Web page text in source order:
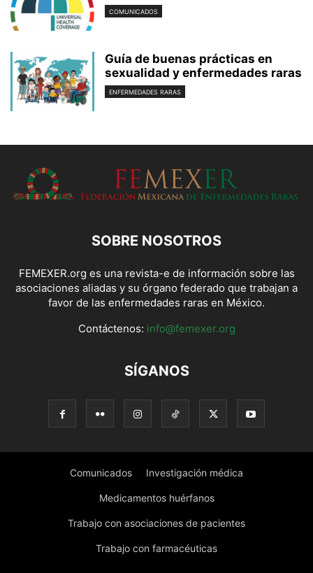
COMUNICADOS
Guía de buenas prácticas en
sexualidad y enfermedades raras
ENFERMEDADES RARAS
SOBRE NOSOTROS
FEMEXER.org es una revista-e de información sobre las
asociaciones aliadas y su órgano federado que trabajan a
favor de las enfermedades raras en México.
Contáctenos: info@femexer.org
SÍGANOS
Comunicados Investigación médica
Medicamentos huérfanos
Trabajo con asociaciones de pacientes
Trabajo con farmacéuticas